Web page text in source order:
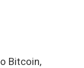
Bitcoin,